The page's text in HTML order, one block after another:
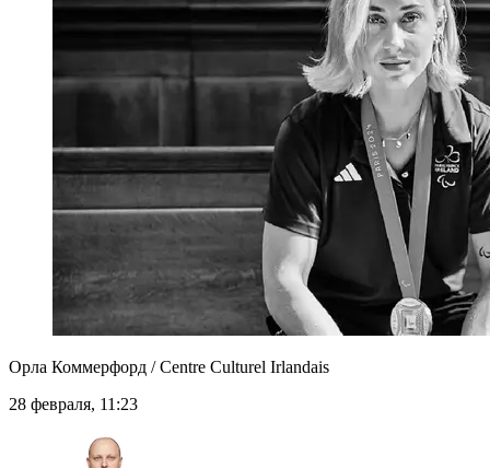
Орла Коммерфорд / Centre Culturel Irlandais
28 февраля, 11:23